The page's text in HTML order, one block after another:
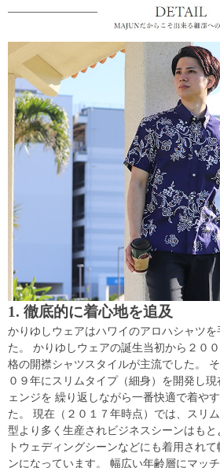
1. 徹底的に着心地を追及
かりゆしウェアはハワイのアロハシャツ
た。 かりゆしウェアの誕生当初から２０
格の開襟シャツスタイルが主流でした。
０９年にスリムタイプ（細身）を開発し
ェンジを 繰り返しながら一番快適で着や
た。 現在（２０１７年時点）では、スリ
型より多く生産されビジネスシーンはも
トウェディングシーンなどにも着用され
ンになっています。 幅広い年齢層にマッ